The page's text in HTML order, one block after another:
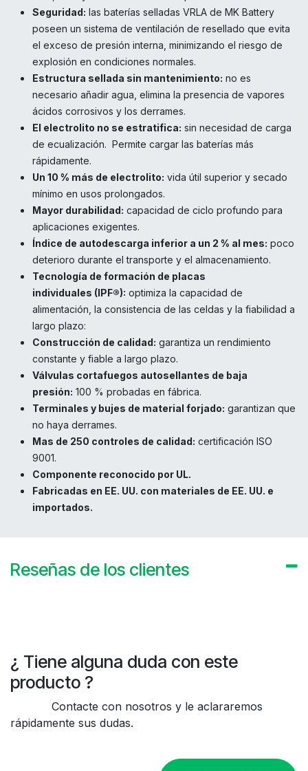
Seguridad: las baterías selladas VRLA de MK Battery
poseen un sistema de ventilación de resellado que evita
el exceso de presión interna, minimizando el riesgo de
explosión en condiciones normales.
Estructura sellada sin mantenimiento: no es
necesario añadir agua, elimina la presencia de vapores
ácidos corrosivos y los derrames.
El electrolito no se estratifica: sin necesidad de carga
de ecualización. Permite cargar las baterías más
rápidamente.
Un 10 % más de electrolito: vida útil superior y secado
mínimo en usos prolongados.
Mayor durabilidad: capacidad de ciclo profundo para
aplicaciones exigentes.
Índice de autodescarga inferior a un 2 % al mes: poco
deterioro durante el transporte y el almacenamiento.
Tecnología de formación de placas
individuales (IPF®): optimiza la capacidad de
alimentación, la consistencia de las celdas y la fiabilidad a
largo plazo:
Construcción de calidad: garantiza un rendimiento
constante y fiable a largo plazo.
Válvulas cortafuegos autosellantes de baja
presión: 100 % probadas en fábrica.
Terminales y bujes de material forjado: garantizan que
no haya derrames.
Mas de 250 controles de calidad: certificación ISO
9001.
Componente reconocido por UL.
Fabricadas en EE. UU. con materiales de EE. UU. e
importados.
Reseñas de los clientes
¿ Tiene alguna duda con este
producto ?
Contacte con nosotros y le aclararemos
rápidamente sus dudas.